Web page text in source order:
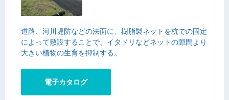
道路、河川堤防などの法面に、樹脂製ネットを杭での固定
によって敷設することで、イタドリなどネットの隙間より
大きい植物の生育を抑制する。
電子カタログ